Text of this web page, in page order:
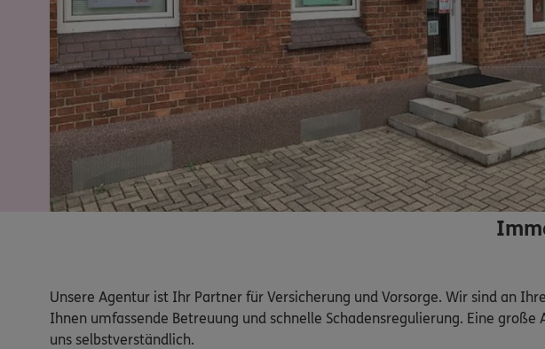
Unsere Agentur ist Ihr Partner für Versicherung und Vorsorge. Wir sind an
Ihnen umfassende Betreuung und schnelle Schadensregulierung. Eine
uns selbstverständlich.